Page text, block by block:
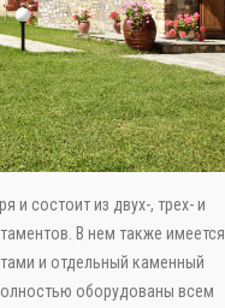
и состоит из двух-, трех- и
В нем также имеется
и отдельный каменный
оборудованы всем